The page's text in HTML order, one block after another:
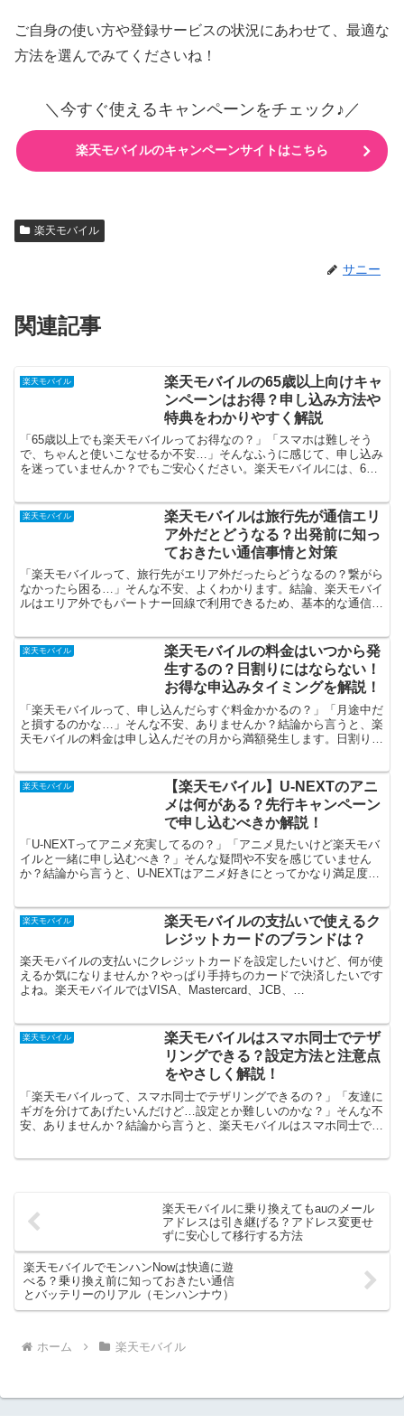
ご自身の使い方や登録サービスの状況にあわせて、最適な
方法を選んでみてくださいね！
＼今すぐ使えるキャンペーンをチェック♪／
楽天モバイルのキャンペーンサイトはこちら
楽天モバイル
サニー
関連記事
楽天モバイル
楽天モバイルの65歳以上向けキャ
ンペーンはお得？申し込み方法や
特典をわかりやすく解説
「65歳以上でも楽天モバイルってお得なの？」「スマホは難しそう
で、ちゃんと使いこなせるか不安…」そんなふうに感じて、申し込み
を迷っていませんか？でもご安心ください。楽天モバイルには、65
楽天モバイル
楽天モバイルは旅行先が通信エリ
ア外だとどうなる？出発前に知っ
ておきたい通信事情と対策
「楽天モバイルって、旅行先がエリア外だったらどうなるの？繋がら
なかったら困る…」そんな不安、よくわかります。結論、楽天モバイ
ルはエリア外でもパートナー回線で利用できるため、基本的な通信は
楽天モバイル
楽天モバイルの料金はいつから発
生するの？日割りにはならない！
お得な申込みタイミングを解説！
「楽天モバイルって、申し込んだらすぐ料金かかるの？」「月途中だ
と損するのかな…」そんな不安、ありませんか？結論から言うと、楽
天モバイルの料金は申し込んだその月から満額発生します。日割りで
楽天モバイル
【楽天モバイル】U-NEXTのアニ
メは何がある？先行キャンペーン
で申し込むべきか解説！
「U-NEXTってアニメ充実してるの？」「アニメ見たいけど楽天モバ
イルと一緒に申し込むべき？」そんな疑問や不安を感じていません
か？結論から言うと、U-NEXTはアニメ好きにとってかなり満足度の
楽天モバイル
楽天モバイルの支払いで使えるク
レジットカードのブランドは？
楽天モバイルの支払いにクレジットカードを設定したいけど、何が使
えるか気になりませんか？やっぱり手持ちのカードで決済したいです
よね。楽天モバイルではVISA、Mastercard、JCB、
楽天モバイル
楽天モバイルはスマホ同士でテザ
リングできる？設定方法と注意点
をやさしく解説！
「楽天モバイルって、スマホ同士でテザリングできるの？」「友達に
ギガを分けてあげたいんだけど…設定とか難しいのかな？」そんな不
安、ありませんか？結論から言うと、楽天モバイルはスマホ同士でテ
楽天モバイルに乗り換えてもauのメール
アドレスは引き継げる？アドレス変更せ
ずに安心して移行する方法
楽天モバイルでモンハンNowは快適に遊
べる？乗り換え前に知っておきたい通信
とバッテリーのリアル（モンハンナウ）
ホーム 楽天モバイル